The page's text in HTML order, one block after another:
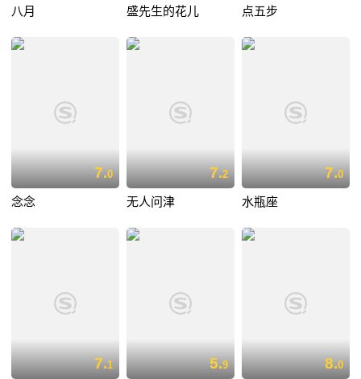
八月 盛先生的花儿 点五步
7.0
念念
7.2
无人问津
7.0
水瓶座
7.1 5.9 8.0